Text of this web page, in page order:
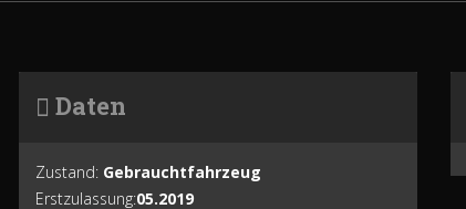
Daten
Zustand: Gebrauchtfahrzeug
Erstzulassung:05.2019